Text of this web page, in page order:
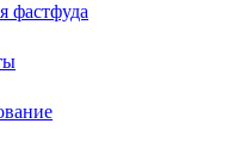
фастфуда